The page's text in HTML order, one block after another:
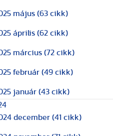
május (63 cikk)
április (62 cikk)
március (72 cikk)
február (49 cikk)
január (43 cikk)
december (41 cikk)